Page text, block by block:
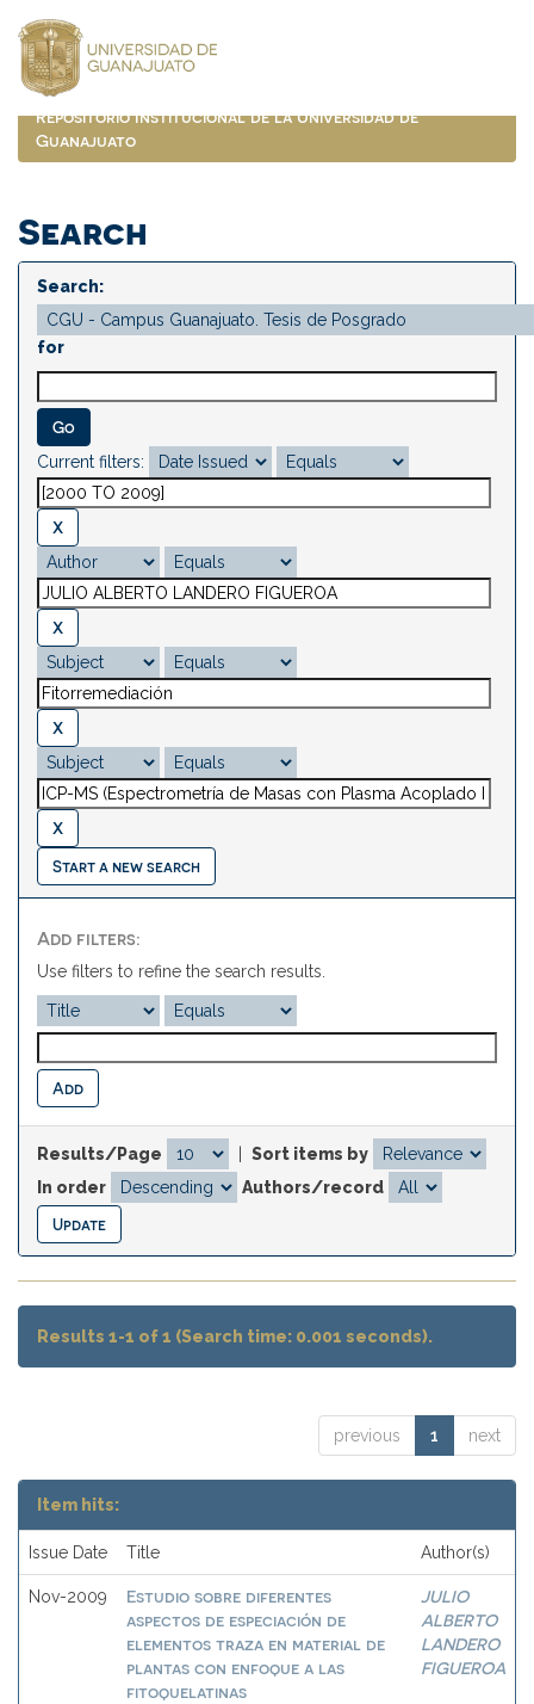
navigation
Repositorio Institucional de la Universidad de
Guanajuato
Search
Search:
for
Current filters:
Start a new search
Add filters:
Use filters to refine the search results.
Results/Page
Sort items by
In order
Authors/record
Results 1-1 of 1 (Search time: 0.001 seconds).
previous 1 next
Item hits:
Issue Date Title Author(s)
Nov-2009
Estudio sobre diferentes
aspectos de especiación de
elementos traza en material de
plantas con enfoque a las
fitoquelatinas
JULIO
ALBERTO
LANDERO
FIGUEROA